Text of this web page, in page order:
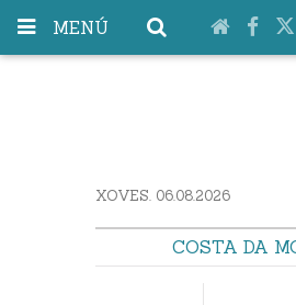
MENÚ
XOVES. 06.08.2026
COSTA DA